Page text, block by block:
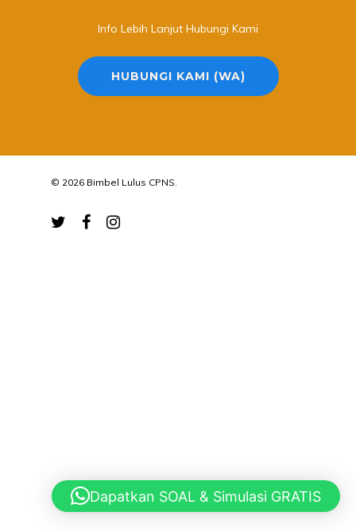
Info Lebih Lanjut Hubungi Kami
HUBUNGI KAMI (WA)
© 2026 Bimbel Lulus CPNS.
Dapatkan SOAL & Simulasi GRATIS